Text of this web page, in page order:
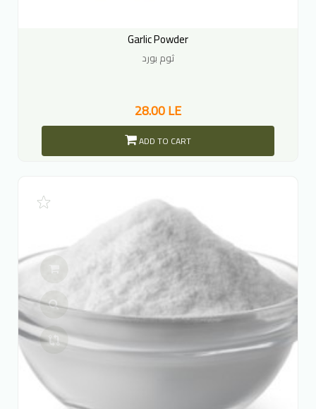
Garlic Powder
ثوم بورد
28.00 LE
ADD TO CART